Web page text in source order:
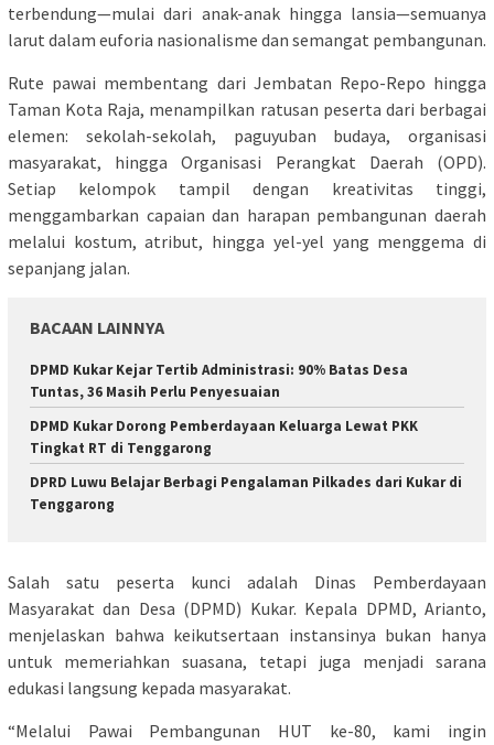
terbendung—mulai dari anak-anak hingga lansia—semuanya
larut dalam euforia nasionalisme dan semangat pembangunan.
Rute pawai membentang dari Jembatan Repo-Repo hingga
Taman Kota Raja, menampilkan ratusan peserta dari berbagai
elemen: sekolah-sekolah, paguyuban budaya, organisasi
masyarakat, hingga Organisasi Perangkat Daerah (OPD).
Setiap kelompok tampil dengan kreativitas tinggi,
menggambarkan capaian dan harapan pembangunan daerah
melalui kostum, atribut, hingga yel-yel yang menggema di
sepanjang jalan.
BACAAN LAINNYA
DPMD Kukar Kejar Tertib Administrasi: 90% Batas Desa
Tuntas, 36 Masih Perlu Penyesuaian
DPMD Kukar Dorong Pemberdayaan Keluarga Lewat PKK
Tingkat RT di Tenggarong
DPRD Luwu Belajar Berbagi Pengalaman Pilkades dari Kukar di
Tenggarong
Salah satu peserta kunci adalah Dinas Pemberdayaan
Masyarakat dan Desa (DPMD) Kukar. Kepala DPMD, Arianto,
menjelaskan bahwa keikutsertaan instansinya bukan hanya
untuk memeriahkan suasana, tetapi juga menjadi sarana
edukasi langsung kepada masyarakat.
“Melalui Pawai Pembangunan HUT ke-80, kami ingin